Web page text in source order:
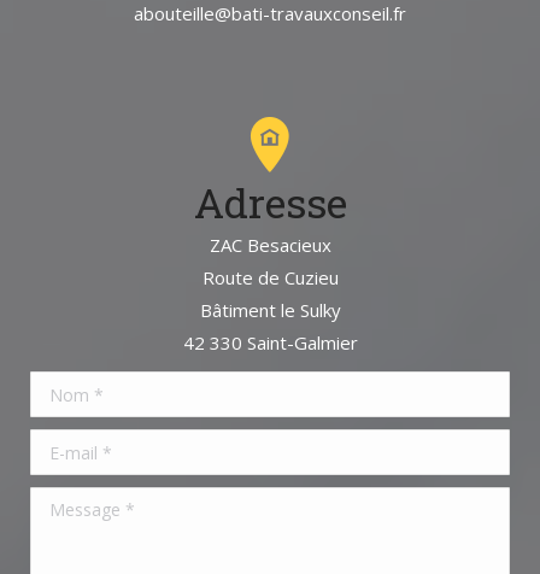
abouteille@bati-travauxconseil.fr
Adresse
ZAC Besacieux
Route de Cuzieu
Bâtiment le Sulky
42 330 Saint-Galmier
Nom *
E-mail *
Message *